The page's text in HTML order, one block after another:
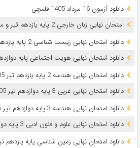
دانلود آزمون 16 مرداد 1405 قلمچی
امتحان نهایی زبان خارجی 2 پایه یازدهم تیر و مرداد 1405 + فایل صوتی
دانلود امتحان نهایی زیست شناسی 2 پایه یازدهم تیر 1405 + پاسخ
دانلود امتحان نهایی هویت اجتماعی پایه دوازدهم تیر
دانلود امتحان نهایی هندسه 2 پایه یازدهم تیر 1405 + پاسخ
دانلود امتحان نهایی عربی 3 پایه دوازدهم تیر 1405 + پاسخ
دانلود امتحان نهایی هندسه 3 پایه دوازدهم تیر 1405
دانلود امتحان نهایی علوم و فنون ادبی 3 پایه دوازدهم تیر 1405
دانلود امتحان نهایی زمین شناسی پایه یازدهم تیر